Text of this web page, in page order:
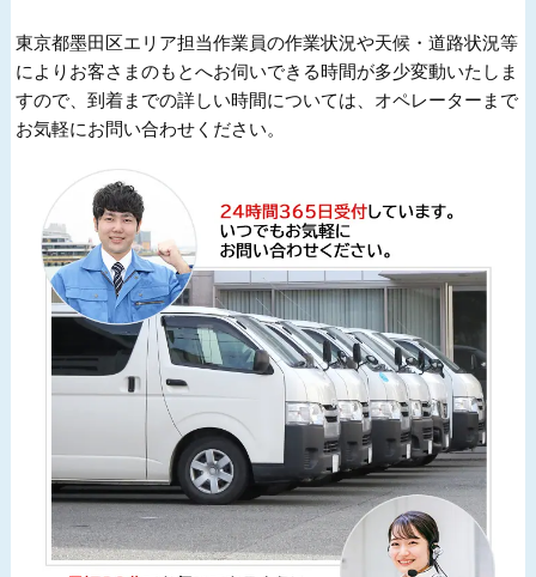
東京都墨田区エリア担当作業員の作業状況や天候・道路状況等
によりお客さまのもとへお伺いできる時間が多少変動いたしま
すので、到着までの詳しい時間については、オペレーターまで
お気軽にお問い合わせください。